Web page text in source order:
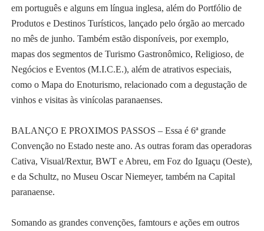
em português e alguns em língua inglesa, além do Portfólio de
Produtos e Destinos Turísticos, lançado pelo órgão ao mercado
no mês de junho. Também estão disponíveis, por exemplo,
mapas dos segmentos de Turismo Gastronômico, Religioso, de
Negócios e Eventos (M.I.C.E.), além de atrativos especiais,
como o Mapa do Enoturismo, relacionado com a degustação de
vinhos e visitas às vinícolas paranaenses.
BALANÇO E PROXIMOS PASSOS – Essa é 6ª grande
Convenção no Estado neste ano. As outras foram das operadoras
Cativa, Visual/Rextur, BWT e Abreu, em Foz do Iguaçu (Oeste),
e da Schultz, no Museu Oscar Niemeyer, também na Capital
paranaense.
Somando as grandes convenções, famtours e ações em outros